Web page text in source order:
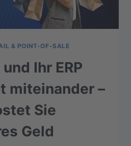
& POINT-OF-SALE
Ihr ERP
miteinander –
Sie
Geld